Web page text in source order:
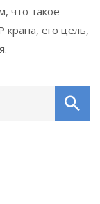
что такое
крана, его цель,